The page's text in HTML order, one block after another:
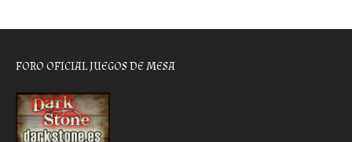
FORO OFICIAL JUEGOS DE MESA